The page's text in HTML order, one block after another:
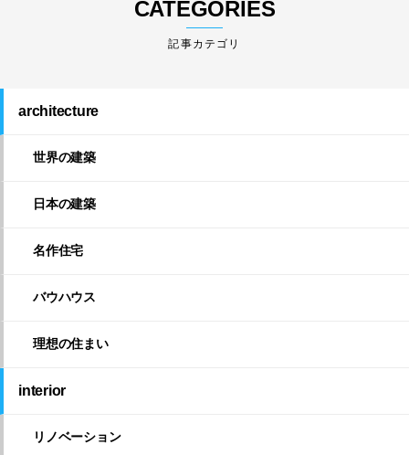
CATEGORIES
architecture
世界の建築
日本の建築
名作住宅
バウハウス
理想の住まい
interior
リノベーション